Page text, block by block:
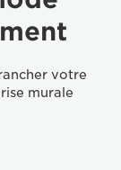
votre
murale